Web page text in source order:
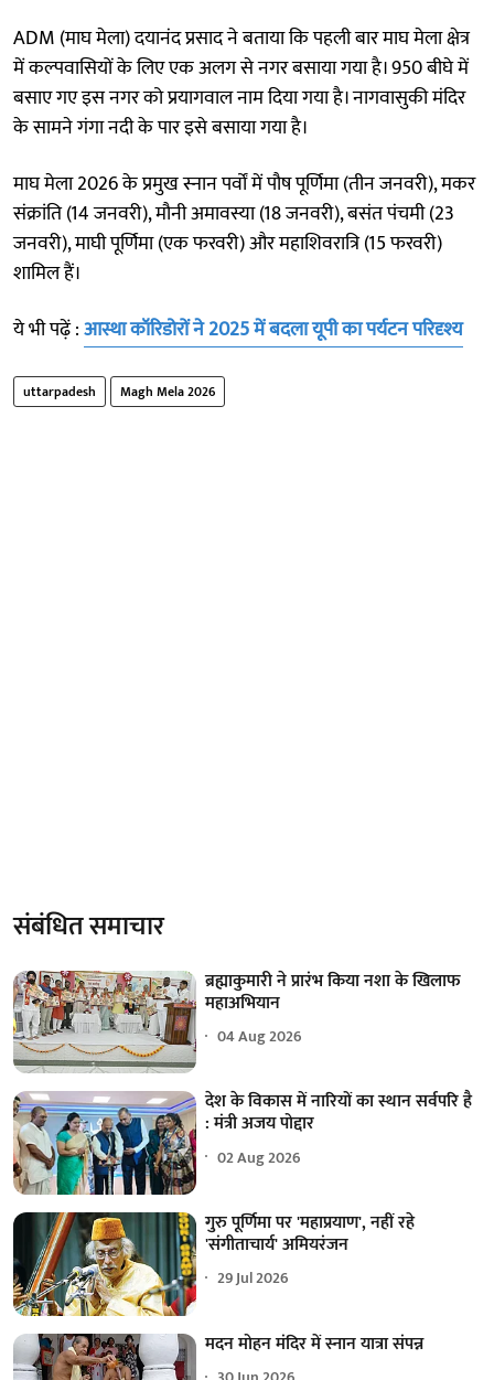
ADM (माघ मेला) दयानंद प्रसाद ने बताया कि पहली बार माघ मेला क्षेत्र
में कल्पवासियों के लिए एक अलग से नगर बसाया गया है। 950 बीघे में
बसाए गए इस नगर को प्रयागवाल नाम दिया गया है। नागवासुकी मंदिर
के सामने गंगा नदी के पार इसे बसाया गया है।
माघ मेला 2026 के प्रमुख स्नान पर्वों में पौष पूर्णिमा (तीन जनवरी), मकर
संक्रांति (14 जनवरी), मौनी अमावस्या (18 जनवरी), बसंत पंचमी (23
जनवरी), माघी पूर्णिमा (एक फरवरी) और महाशिवरात्रि (15 फरवरी)
शामिल हैं।
ये भी पढ़ें :आस्था कॉरिडोरों ने 2025 में बदला यूपी का पर्यटन परिदृश्य
uttarpadesh Magh Mela 2026
संबंधित समाचार
ब्रह्माकुमारी ने प्रारंभ किया नशा के खिलाफ
महाअभियान
04 Aug 2026
देश के विकास में नारियों का स्थान सर्वपरि है
: मंत्री अजय पोद्दार
02 Aug 2026
गुरु पूर्णिमा पर 'महाप्रयाण', नहीं रहे
'संगीताचार्य' अमियरंजन
29 Jul 2026
मदन मोहन मंदिर में स्नान यात्रा संपन्न